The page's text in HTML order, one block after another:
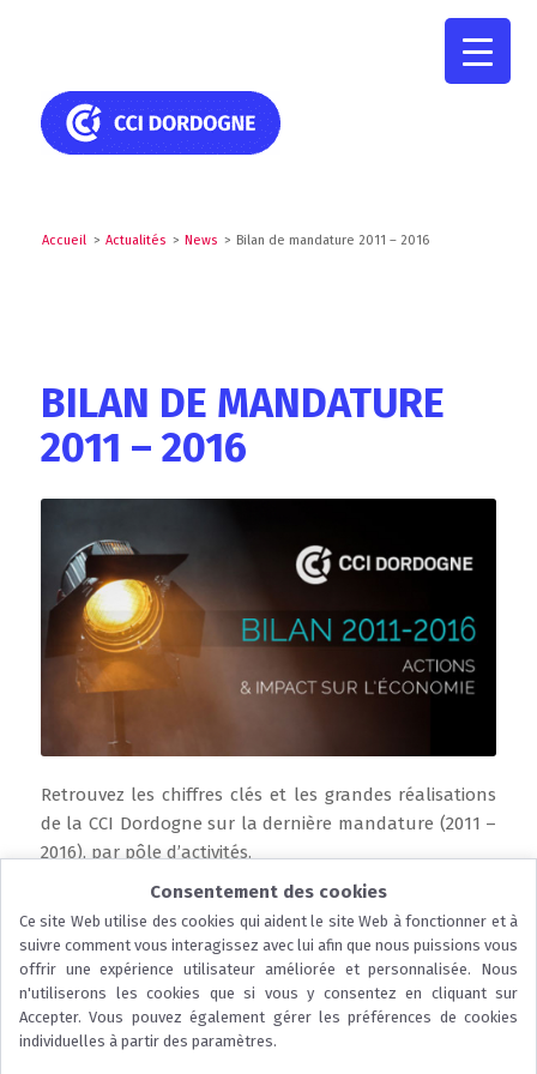
Accueil > Actualités > News > Bilan de mandature 2011 – 2016
BILAN DE MANDATURE
2011 – 2016
Retrouvez les chiffres clés et les grandes réalisations
de la CCI Dordogne sur la dernière mandature (2011 –
2016), par pôle d’activités.
...
Consentement des cookies
Ce site Web utilise des cookies qui aident le site Web à fonctionner et à
suivre comment vous interagissez avec lui afin que nous puissions vous
offrir une expérience utilisateur améliorée et personnalisée. Nous
n'utiliserons les cookies que si vous y consentez en cliquant sur
Accepter. Vous pouvez également gérer les préférences de cookies
individuelles à partir des paramètres.